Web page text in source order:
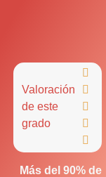
Valoración
de este
grado





Más del 90% de